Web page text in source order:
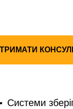
зберігання